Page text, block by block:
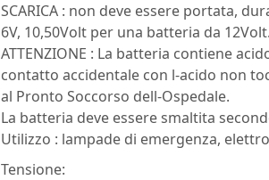
SCARICA : non deve essere portata,
6V, 10,50Volt per una batteria da 12Volt.
ATTENZIONE : La batteria contiene
contatto accidentale con l-acido non
al Pronto Soccorso dell-Ospedale.
La batteria deve essere smaltita
Utilizzo : lampade di emergenza,
Tensione: